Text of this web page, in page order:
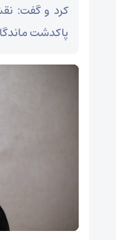
کرد و گفت:
پاکدشت